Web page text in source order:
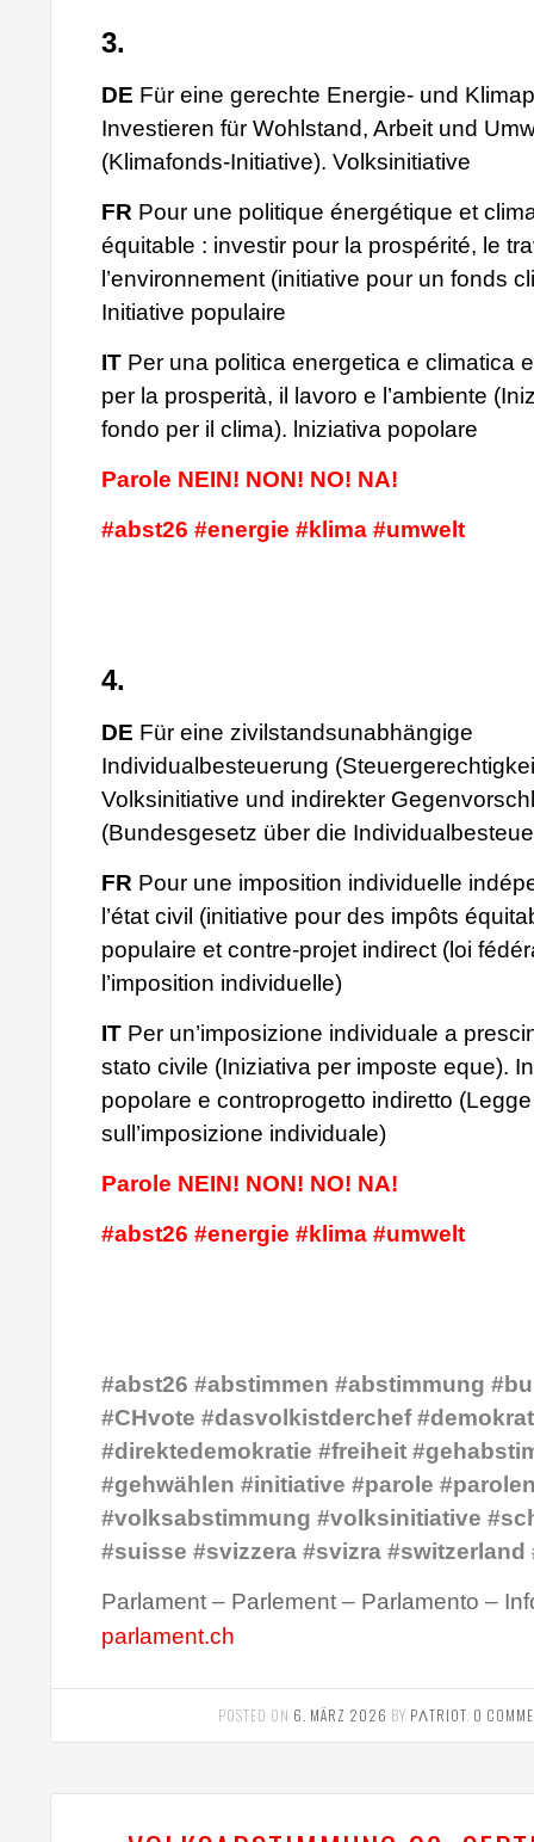
3.
DE Für eine gerechte Energie- und
Investieren für Wohlstand, Arbeit und
(Klimafonds-Initiative). Volksinitiative
FR Pour une politique énergétique et
équitable : investir pour la prospérité, le
l’environnement (initiative pour un fonds
Initiative populaire
IT Per una politica energetica e climatica
per la prosperità, il lavoro e l’ambiente
fondo per il clima). lniziativa popolare
Parole NEIN! NON! NO! NA!
#abst26 #energie #klima #umwelt
4.
DE Für eine zivilstandsunabhängige
Individualbesteuerung
Volksinitiative und indirekter
(Bundesgesetz über die
FR Pour une imposition individuelle
l’état civil (initiative pour des impôts
populaire et contre-projet indirect (loi
l’imposition individuelle)
IT Per un’imposizione individuale a
stato civile (Iniziativa per imposte eque).
popolare e controprogetto indiretto
sull’imposizione individuale)
Parole NEIN! NON! NO! NA!
#abst26 #energie #klima #umwelt
#abst26 #abstimmen #abstimmung
#CHvote #dasvolkistderchef
#direktedemokratie #freiheit
#gehwählen #initiative #parole
#volksabstimmung #volksinitiative
#suisse #svizzera #svizra #switzerland
Parlament – Parlement – Parlamento –
parlament.ch
POSTED ON 6. MÄRZ 2026 BY PΛTRIOT 0